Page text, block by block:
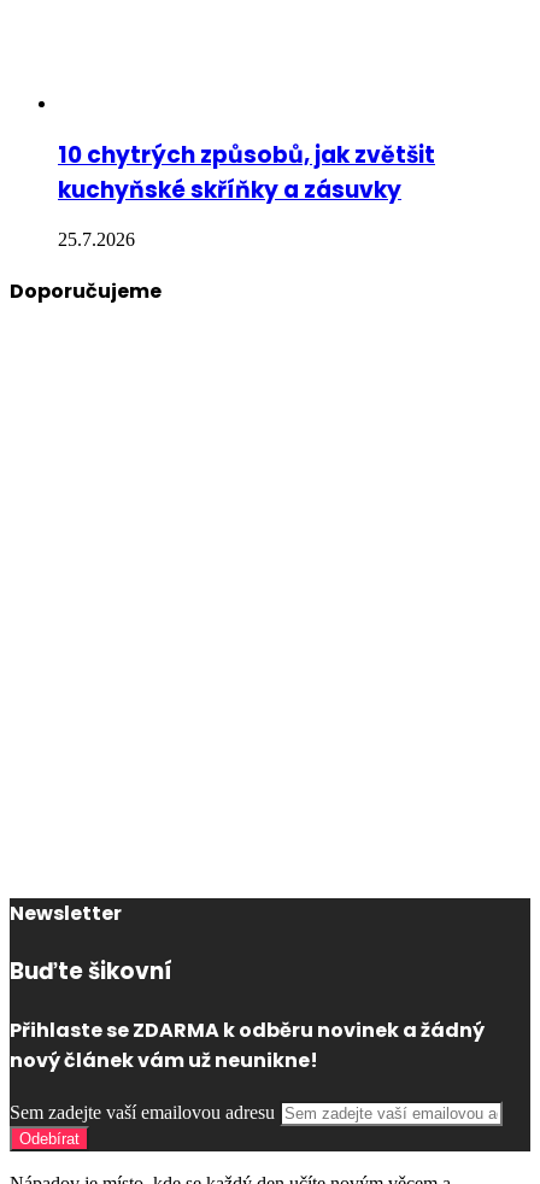
10 chytrých způsobů, jak zvětšit
kuchyňské skříňky a zásuvky
25.7.2026
Doporučujeme
Newsletter
Buďte šikovní
Přihlaste se ZDARMA k odběru novinek a žádný
nový článek vám už neunikne!
Sem zadejte vaší emailovou adresu